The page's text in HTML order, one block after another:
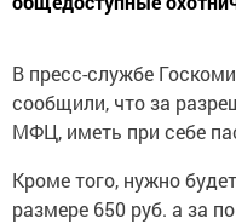
В пресс-службе
сообщили, что за
МФЦ, иметь при себе
Кроме того, нужно
размере 650 руб. а за